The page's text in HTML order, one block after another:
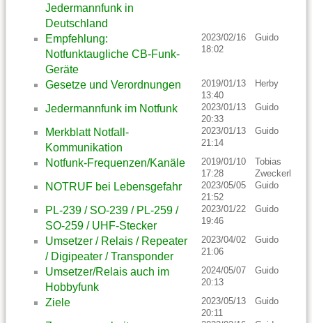
Jedermannfunk in
Deutschland
Empfehlung:
Notfunktaugliche CB-Funk-
Geräte
2023/02/16
18:02
Guido
Gesetze und Verordnungen
2019/01/13
13:40
Herby
Jedermannfunk im Notfunk
2023/01/13
20:33
Guido
Merkblatt Notfall-
Kommunikation
2023/01/13
21:14
Guido
Notfunk-Frequenzen/Kanäle
2019/01/10
17:28
Tobias
Zweckerl
NOTRUF bei Lebensgefahr
2023/05/05
21:52
Guido
PL-239 / SO-239 / PL-259 /
SO-259 / UHF-Stecker
2023/01/22
19:46
Guido
Umsetzer / Relais / Repeater
/ Digipeater / Transponder
2023/04/02
21:06
Guido
Umsetzer/Relais auch im
Hobbyfunk
2024/05/07
20:13
Guido
Ziele
2023/05/13
20:11
Guido